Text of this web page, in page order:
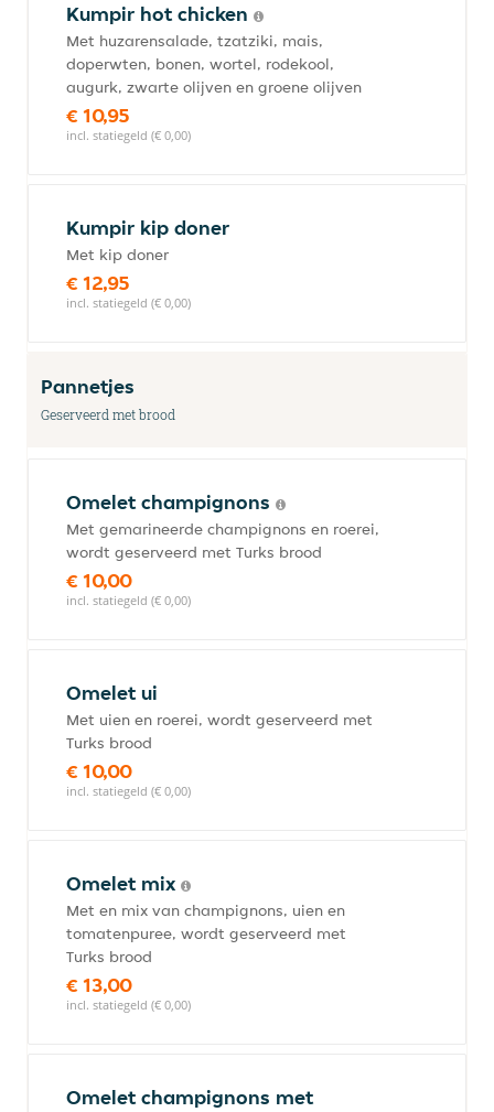
Kumpir hot chicken
Met huzarensalade, tzatziki, mais,
doperwten, bonen, wortel, rodekool,
augurk, zwarte olijven en groene olijven
€ 10,95
incl. statiegeld (€ 0,00)
Kumpir kip doner
Met kip doner
€ 12,95
incl. statiegeld (€ 0,00)
Pannetjes
Geserveerd met brood
Omelet champignons
Met gemarineerde champignons en roerei,
wordt geserveerd met Turks brood
€ 10,00
incl. statiegeld (€ 0,00)
Omelet ui
Met uien en roerei, wordt geserveerd met
Turks brood
€ 10,00
incl. statiegeld (€ 0,00)
Omelet mix
Met en mix van champignons, uien en
tomatenpuree, wordt geserveerd met
Turks brood
€ 13,00
incl. statiegeld (€ 0,00)
Omelet champignons met